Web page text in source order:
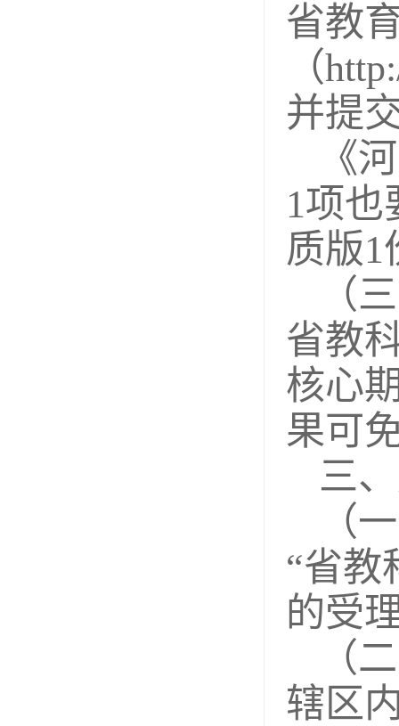
省教
（
并提
《
1项
质版1
（
省教
核心
果可
三
（
“省教
的受
（
辖区